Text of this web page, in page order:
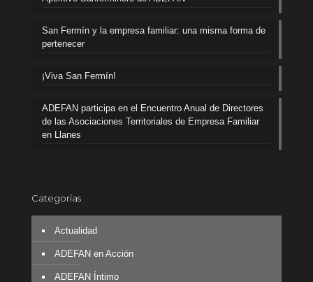
San Fermín y la empresa familiar: una misma forma de
pertenecer
¡Viva San Fermín!
ADEFAN participa en el Encuentro Anual de Directores
de las Asociaciones Territoriales de Empresa Familiar
en Llanes
Categorías
Actualidad
ADEFAN en Acción
ADEFAN Íntimo